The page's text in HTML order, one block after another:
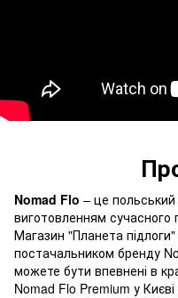
Nomad Flo – це
виготовленням сучасного
Магазин "Планета
постачальником бренду
можете бути впевнені в
Nomad Flo Premium у Києві